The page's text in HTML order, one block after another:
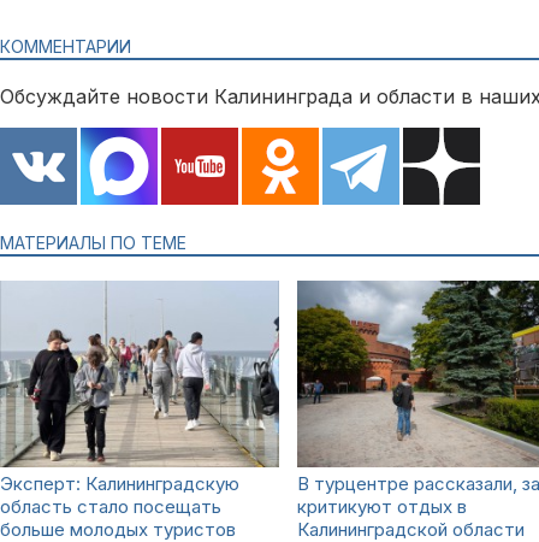
КОММЕНТАРИИ
Обсуждайте новости Калининграда и области в
МАТЕРИАЛЫ ПО ТЕМЕ
Эксперт: Калининградскую
область стало посещать
больше молодых туристов
В турцентре рассказали,
критикуют отдых в
Калининградской области